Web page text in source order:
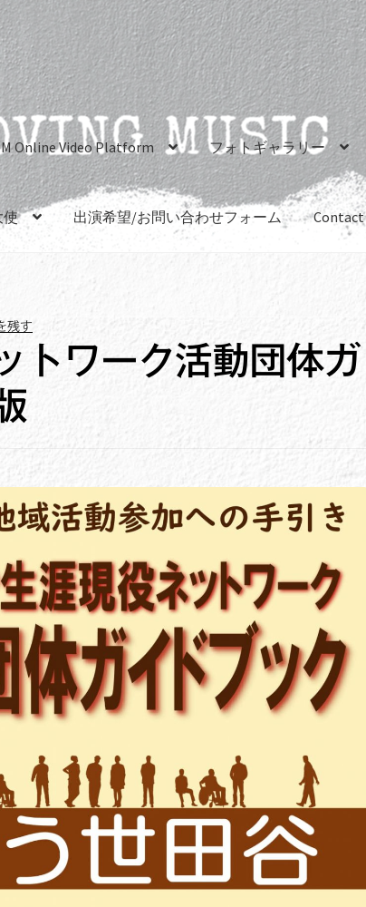
Online Video Platform フォトギャラリー
使 出演希望/お問い合わせフォーム Contact
残す
トワーク活動団体ガ